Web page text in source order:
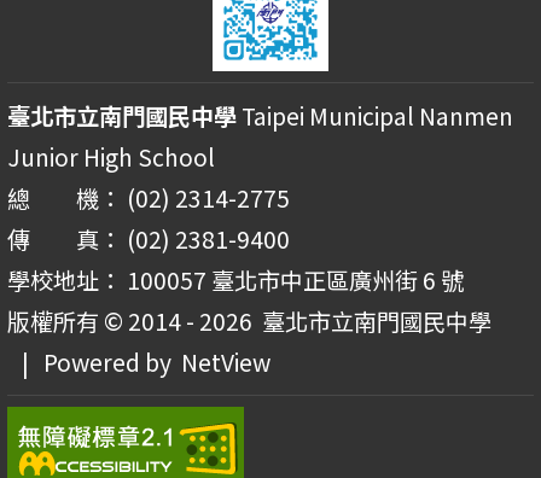
臺北市立南門國民中學Taipei Municipal Nanmen
Junior High School
總 機： (02) 2314-2775
傳 真： (02) 2381-9400
學校地址： 100057 臺北市中正區廣州街 6 號
版權所有 © 2014 - 2026 臺北市立南門國民中學
| Powered by NetView